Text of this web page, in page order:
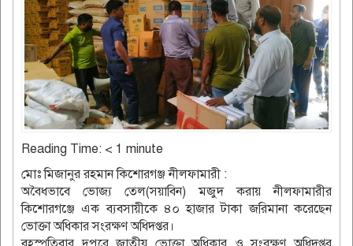
Reading Time: < 1 minute
মোঃ মিজানুর রহমান কিশোরগঞ্জ নীলফামারী :
অবৈধভাবে ভোজ্য তেল(সয়াবিন) মজুদ করায় নীলফামারীর
কিশোরগঞ্জে এক ব্যবসায়ীকে ৪০ হাজার টাকা জরিমানা করেছেন
ভোক্তা অধিকার সংরক্ষণ অধিদপ্তর।